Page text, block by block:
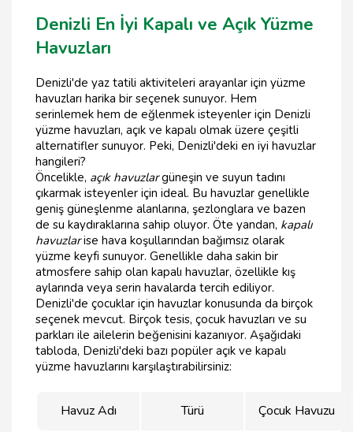
Denizli En İyi Kapalı ve Açık Yüzme
Havuzları
Denizli'de yaz tatili aktiviteleri arayanlar için yüzme
havuzları harika bir seçenek sunuyor. Hem
serinlemek hem de eğlenmek isteyenler için Denizli
yüzme havuzları, açık ve kapalı olmak üzere çeşitli
alternatifler sunuyor. Peki, Denizli'deki en iyi havuzlar
hangileri?
Öncelikle, açık havuzlargüneşin ve suyun tadını
çıkarmak isteyenler için ideal. Bu havuzlar genellikle
geniş güneşlenme alanlarına, şezlonglara ve bazen
de su kaydıraklarına sahip oluyor. Öte yandan, kapalı
havuzlarise hava koşullarından bağımsız olarak
yüzme keyfi sunuyor. Genellikle daha sakin bir
atmosfere sahip olan kapalı havuzlar, özellikle kış
aylarında veya serin havalarda tercih ediliyor.
Denizli'de çocuklar için havuzlar konusunda da birçok
seçenek mevcut. Birçok tesis, çocuk havuzları ve su
parkları ile ailelerin beğenisini kazanıyor. Aşağıdaki
tabloda, Denizli'deki bazı popüler açık ve kapalı
yüzme havuzlarını karşılaştırabilirsiniz:
Havuz Adı Türü Çocuk Havuzu